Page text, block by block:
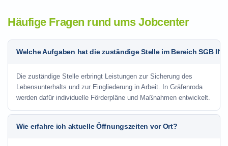
Häufige Fragen rund ums Jobcenter
Welche Aufgaben hat die zuständige Stelle im Bereich SGB II?
Die zuständige Stelle erbringt Leistungen zur Sicherung des
Lebensunterhalts und zur Eingliederung in Arbeit. In Gräfenroda
werden dafür individuelle Förderpläne und Maßnahmen entwickelt.
Wie erfahre ich aktuelle Öffnungszeiten vor Ort?